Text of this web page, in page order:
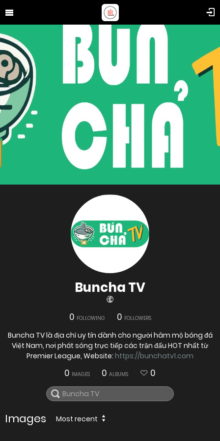
Buncha TV
0 FOLLOWING 0 FOLLOWERS
Buncha TV là địa chỉ uy tín dành cho người hâm mộ bóng đá
Việt Nam, nơi phát sóng trực tiếp các trận đấu HOT nhất từ
Premier League, Website: https://bunchatv1.com
0 IMAGES 0 ALBUMS 0
Images Most recent